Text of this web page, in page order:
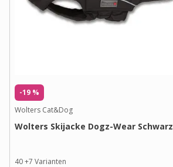
-19 %
Wolters Cat&Dog
Wolters Skijacke Dogz-Wear Schwarz
40+7 Varianten